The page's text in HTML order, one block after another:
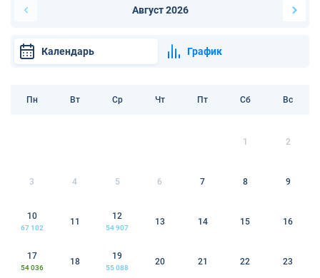
Август 2026
Календарь График
Пн Вт Ср Чт Пт Сб Вс
1 2
3 4 5 6 7 8 9
10
67 102
11
12
54 907
13 14 15 16
17
54 036
18
19
55 088
20 21 22 23